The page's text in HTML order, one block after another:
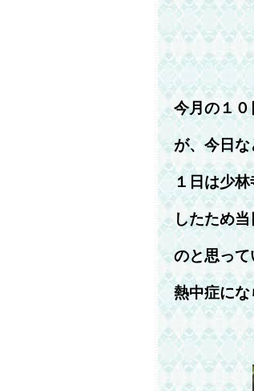
今月の１
が、今日
１日は少
したため
のと思っ
熱中症にな